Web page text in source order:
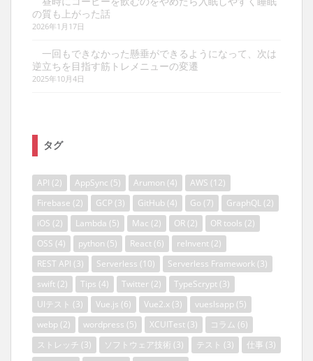
の質も上がった話
2026年1月17日
一回もできなかった懸垂ができるようになって、次は
逆立ちを目指す筋トレメニューの変遷
2025年10月4日
タグ
API (2) AppSync (5) Arumon (4) AWS (12)
Firebase (2) GCP (3) GitHub (4) Go (7) GraphQL (2)
iOS (2) Lambda (5) Mac (2) OR (2) OR tools (2)
OSS (4) python (5) React (6) reInvent (2)
REST API (3) Serverless (10) Serverless Framework (3)
swift (2) Tips (4) Twitter (2) TypeScrypt (3)
UIテスト (3) Vue.js (6) Vue2.x (3) vueslsapp (5)
webp (2) wordpress (5) XCUITest (3) コラム (6)
ストレッチ (3) ソフトウェア技術 (3) テスト (3) 仕事 (3)